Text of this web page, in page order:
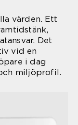
värden. Ett
Det
vid en
i dag
miljöprofil.